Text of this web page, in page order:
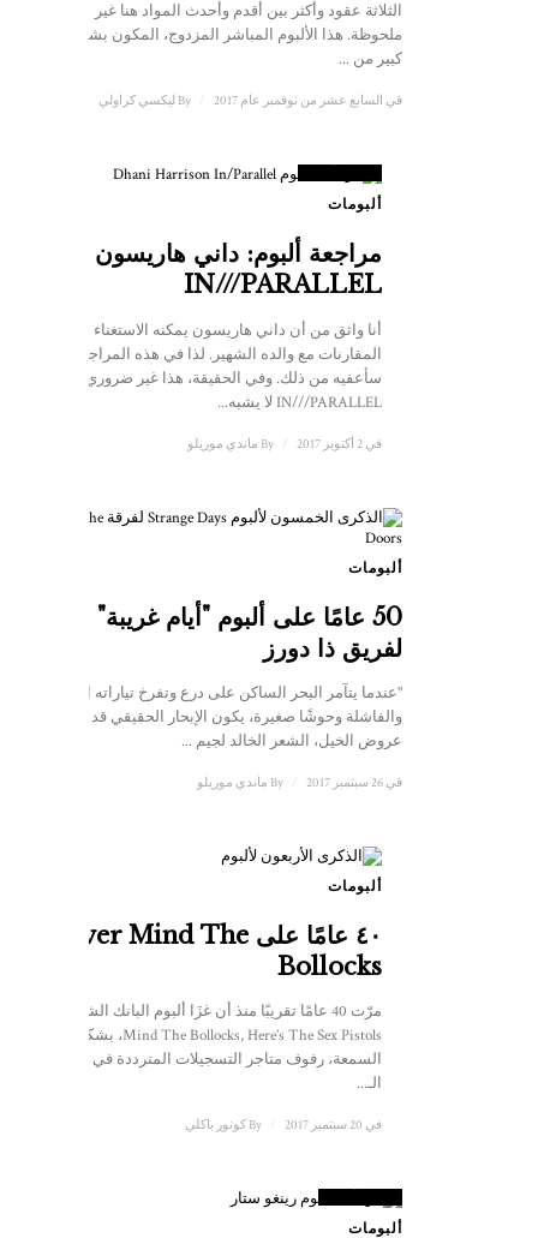
الثلاثة عقود وأكثر بين أقدم وأحدث المواد هنا غير
ملحوظة. هذا الألبوم المباشر المزدوج، المكون بشكل
كبير من ...
في السابع عشر من نوفمبر عام 2017 ليكسي كراولي
علامة
ألبومات
مراجعة ألبوم: داني هاريسون -
IN///PARALLEL
أنا واثق من أن داني هاريسون يمكنه الاستغناء عن
المقارنات مع والده الشهير. لذا في هذه المراجعة،
سأعفيه من ذلك. وفي الحقيقة، هذا غير ضروري لأن
IN///PARALLEL لا يشبه...
في 2 أكتوبر 2017 ماندي موريلو
ألبومات
50 عامًا على ألبوم "أيام غريبة"
لفريق ذا دورز
"عندما يتآمر البحر الساكن على درع وتفرخ تياراته العابسة
والفاشلة وحوشًا صغيرة، يكون الإبحار الحقيقي قد مات" -
عروض الخيل، الشعر الخالد لجيم ...
في 26 سبتمبر 2017 ماندي موريلو
ألبومات
٤٠ عامًا على Never Mind The
Bollocks
Mind The Bollocks, Here’s The Sex Pistols، بشكل سيئ
الـ...
في 20 سبتمبر 2017 كونور باكلي 4
علامة
ألبومات